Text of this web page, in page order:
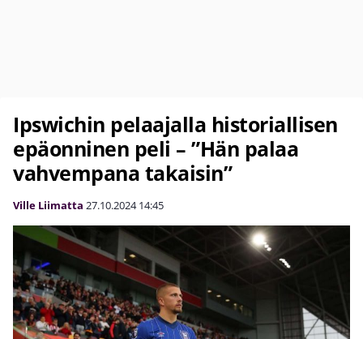
Ipswichin pelaajalla historiallisen
epäonninen peli – ”Hän palaa
vahvempana takaisin”
Ville Liimatta 27.10.2024 14:45